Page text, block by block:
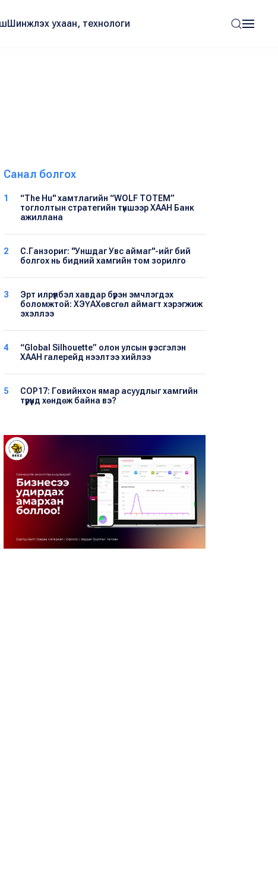
Шинжлэх ухаан, технологи
Санал болгох
1
“The Hu" хамтлагийн “WOLF TOTEM”
тоглолтын стратегийн түншээр ХААН Банк
ажиллана
2
С.Ганзориг: "Уншдаг Увс аймаг"-ийг бий
болгох нь бидний хамгийн том зорилго
3
Эрт илрүүлбэл хавдар бүрэн эмчлэгдэх
боломжтой: ХЭҮА​Хөвсгөл аймагт хэрэгжиж
эхэллээ
4
“Global Silhouette” олон улсын үзэсгэлэн
ХААН галерейд нээлтээ хийлээ
5
COP17: Говийнхон ямар асуудлыг хамгийн
түрүүнд хөндөж байна вэ?